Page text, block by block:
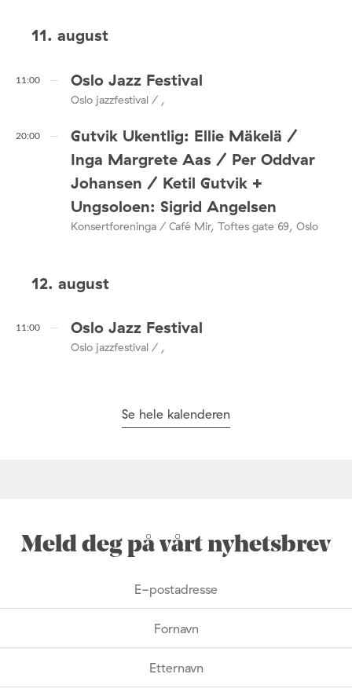
11. august
11:00 Oslo Jazz Festival
Oslo jazzfestival / ,
20:00
Gutvik Ukentlig: Ellie Mäkelä /
Inga Margrete Aas / Per Oddvar
Johansen / Ketil Gutvik +
Ungsoloen: Sigrid Angelsen
Konsertforeninga / Café Mir, Toftes gate 69, Oslo
12. august
11:00 Oslo Jazz Festival
Oslo jazzfestival / ,
Se hele kalenderen
Meld deg på vårt nyhetsbrev